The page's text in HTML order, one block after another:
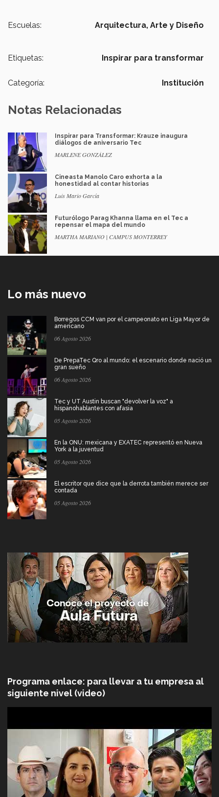
Escuelas: Arquitectura, Arte y Diseño
Etiquetas: Inspirar para transformar
Categoría: Institución
Notas Relacionadas
Inspirar para Transformar: Krauze inaugura
diálogos de aniversario Tec
MARLENE GONZÁLEZ
Cineasta Manolo Caro exhorta a la
honestidad al contar historias
Luis Mario García
Futurólogo Parag Khanna llama en el Tec a
repensar el mapa del mundo
MARTHA MARIANO | CAMPUS MONTERREY
Lo más nuevo
Borregos CCM van por el campeonato en Liga Mayor de
americano
06 Agosto 2026
De PrepaTec Qro al mundo: el escenario donde nació un
gran sueño
06 Agosto 2026
Tec y UT Austin buscan "devolver la voz" a
hispanohablantes con afasia
05 Agosto 2026
En la ONU: mexicana y EXATEC representó en Nueva
York a la juventud
05 Agosto 2026
El escritor que dice que la derrota también merece ser
contada
05 Agosto 2026
Programa enlace: para llevar a tu empresa al
siguiente nivel (video)